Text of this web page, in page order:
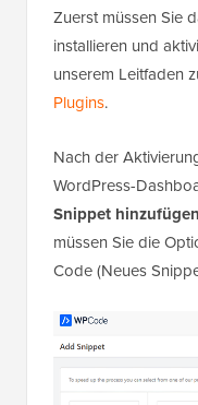
Zuerst müssen Sie
installieren und
unserem Leitfaden
Plugins.
Nach der
WordPress-
Snippet hinzufügen
müssen Sie die
Code (Neues